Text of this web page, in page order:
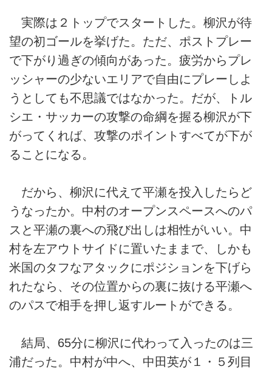
実際は２トップでスタートした。柳沢が待
望の初ゴールを挙げた。ただ、ポストプレー
で下がり過ぎの傾向があった。疲労からプレ
ッシャーの少ないエリアで自由にプレーしよ
うとしても不思議ではなかった。だが、トル
シエ・サッカーの攻撃の命綱を握る柳沢が下
がってくれば、攻撃のポイントすべてが下が
ることになる。
だから、柳沢に代えて平瀬を投入したらど
うなったか。中村のオープンスペースへのパ
スと平瀬の裏への飛び出しは相性がいい。中
村を左アウトサイドに置いたままで、しかも
米国のタフなアタックにポジションを下げら
れたなら、その位置からの裏に抜ける平瀬へ
のパスで相手を押し返すルートができる。
結局、65分に柳沢に代わって入ったのは三
浦だった。中村が中へ、中田英が１・５列目